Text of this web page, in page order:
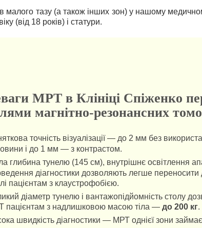
малого тазу (а також інших зон) у нашому
(від 18 років) і статури.
МРТ в Клініці Спіженко
магнітно-резонансних
точність візуалізації — до 2 мм без
і до 1 мм — з контрастом.
глибина тунелю (145 см), внутрішнє освітлення
діагностики дозволяють легше
пацієнтам з клаустрофобією.
діаметр тунелю і вантажопідйомність столу
пацієнтам з надлишковою масою тіла — до 200 кг.
швидкість діагностики — МРТ однієї зони займає